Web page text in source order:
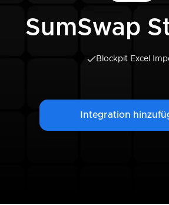
SumSwap
Blockpit Excel
Integration